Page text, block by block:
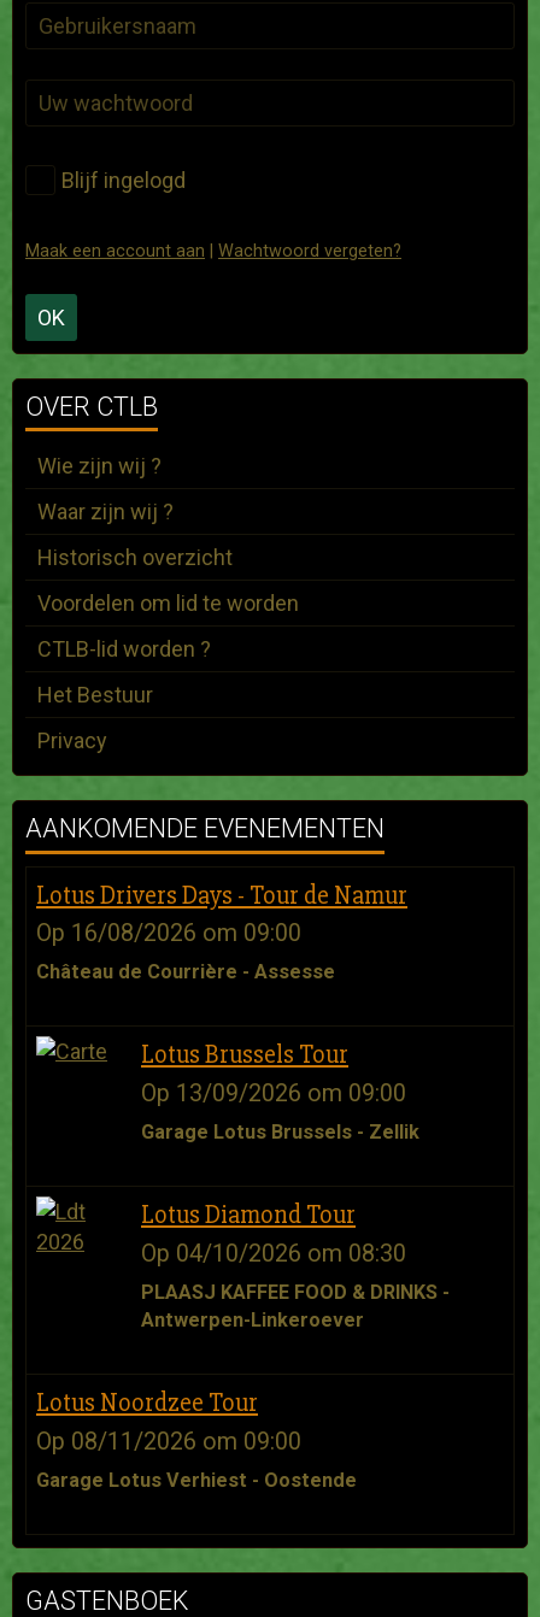
Blijf ingelogd
Maak een account aan Wachtwoord vergeten?
OK
OVER CTLB
Wie zijn wij ?
Waar zijn wij ?
Historisch overzicht
Voordelen om lid te worden
CTLB-lid worden ?
Het Bestuur
Privacy
AANKOMENDE EVENEMENTEN
Lotus Drivers Days - Tour de Namur
Op 16/08/2026 om 09:00
Château de Courrière - Assesse
Lotus Brussels Tour
Op 13/09/2026 om 09:00
Garage Lotus Brussels - Zellik
Lotus Diamond Tour
Op 04/10/2026 om 08:30
PLAASJ KAFFEE FOOD & DRINKS -
Antwerpen-Linkeroever
Lotus Noordzee Tour
Op 08/11/2026 om 09:00
Garage Lotus Verhiest - Oostende
GASTENBOEK